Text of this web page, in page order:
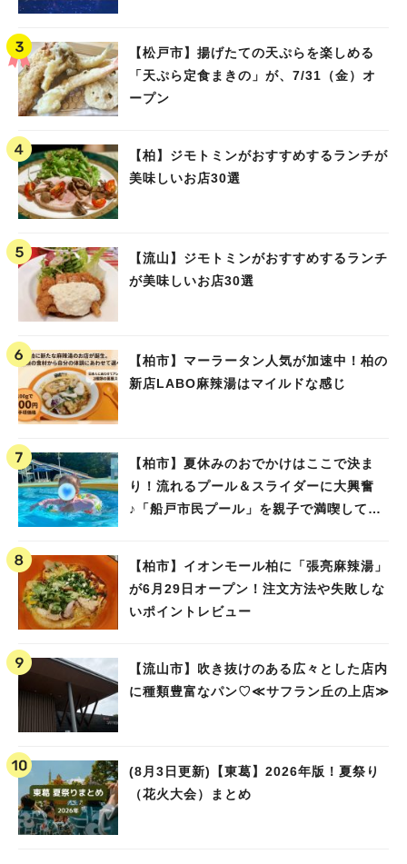
【松戸市】揚げたての天ぷらを楽しめる
「天ぷら定食まきの」が、7/31（金）オ
ープン
【柏】ジモトミンがおすすめするランチが
美味しいお店30選
【流山】ジモトミンがおすすめするランチ
が美味しいお店30選
【柏市】マーラータン人気が加速中！柏の
新店LABO麻辣湯はマイルドな感じ
【柏市】夏休みのおでかけはここで決ま
り！流れるプール＆スライダーに大興奮
♪「船戸市民プール」を親子で満喫してき
【柏市】イオンモール柏に「張亮麻辣湯」
が6月29日オープン！注文方法や失敗しな
いポイントレビュー
【流山市】吹き抜けのある広々とした店内
に種類豊富なパン♡≪サフラン丘の上店≫
(8月3日更新)【東葛】2026年版！夏祭り
（花火大会）まとめ
#イベント#公園#教えたい／教えて投稿記事
#教えたい/こんなの見つけた